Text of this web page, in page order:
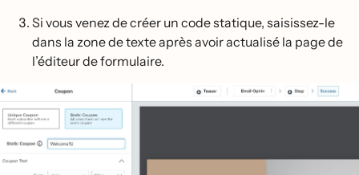
Si vous venez de créer un code statique, saisissez-le
dans la zone de texte après avoir actualisé la page de
l’éditeur de formulaire.